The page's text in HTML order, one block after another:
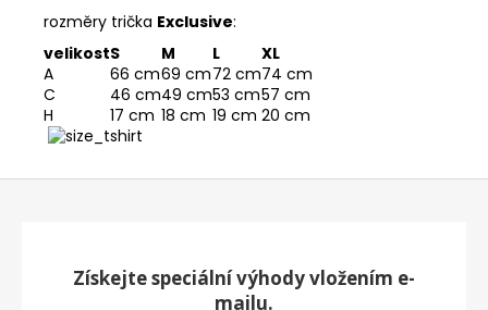
rozměry trička Exclusive:
velikostS M L
XL
A
66 cm69 cm72 cm74 cm
C
46 cm49 cm53 cm57 cm
H
17 cm 18 cm 19 cm 20 cm
Získejte speciální výhody vložením e-
mailu.